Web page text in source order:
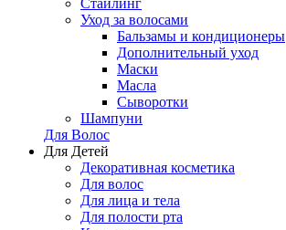
Стайлинг
Уход за волосами
Бальзамы и кондиционеры
Дополнительный уход
Маски
Масла
Сыворотки
Шампуни
Для Волос
Для Детей
Декоративная косметика
Для волос
Для лица и тела
Для полости рта